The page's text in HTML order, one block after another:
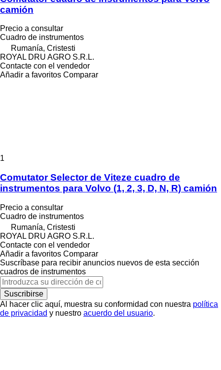
camión
Precio a consultar
Cuadro de instrumentos
Rumanía, Cristesti
ROYAL DRU AGRO S.R.L.
Contacte con el vendedor
Añadir a favoritos Comparar
1
Comutator Selector de Viteze cuadro de
instrumentos para Volvo (1, 2, 3, D, N, R) camión
Precio a consultar
Cuadro de instrumentos
Rumanía, Cristesti
ROYAL DRU AGRO S.R.L.
Contacte con el vendedor
Añadir a favoritos Comparar
Suscríbase para recibir anuncios nuevos de esta sección
cuadros de instrumentos
Suscribirse
Al hacer clic aquí, muestra su conformidad con nuestra política
de privacidad y nuestro acuerdo del usuario.